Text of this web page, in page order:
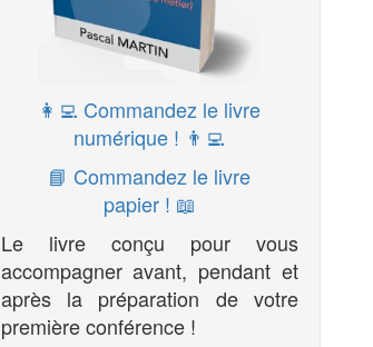
👩‍💻 Commandez le livre
numérique ! 👨‍💻
📘 Commandez le livre
papier ! 📖
Le livre conçu pour vous
accompagner avant, pendant et
après la préparation de votre
première conférence !